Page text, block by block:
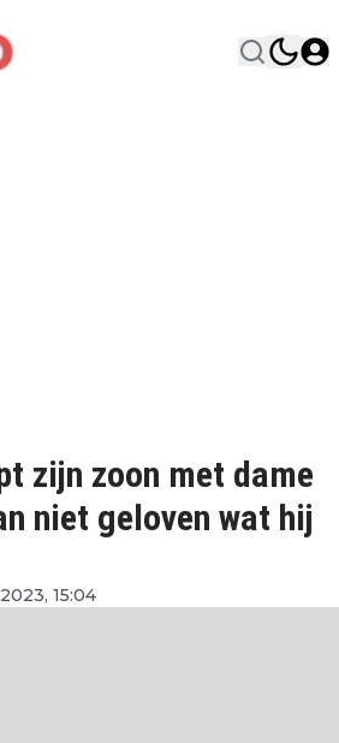
zijn zoon met dame
niet geloven wat hij
15:04